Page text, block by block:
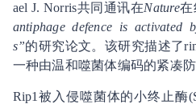
ael J. Norris共同通讯在Nature在
antiphage defence is activated
s”的研究论文。该研究描述了
一种由温和噬菌体编码的紧凑防
Rip1被入侵噬菌体的小终止酶